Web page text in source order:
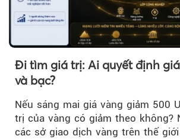
Đi tìm giá trị: Ai quyết định
và bạc?
Nếu sáng mai giá vàng giảm 500
trị của vàng có giảm theo không?
các sở giao dịch vàng trên thế